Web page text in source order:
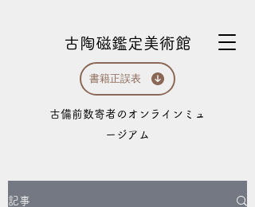
古陶磁鑑定美術館
書籍正誤表
​古備前数寄者のオンラインミュ
ージアム
記事